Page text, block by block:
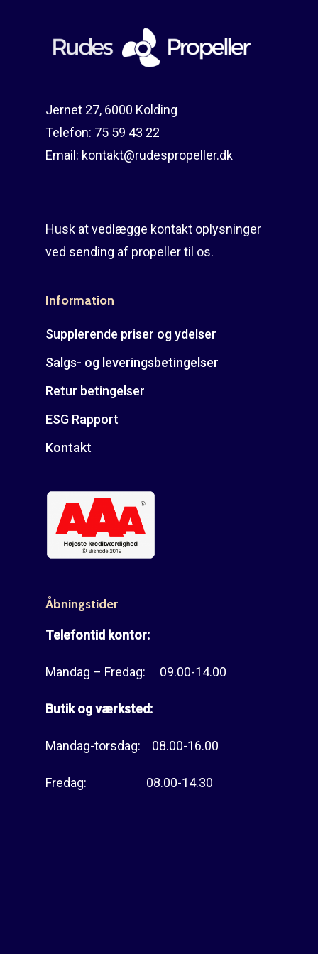
Jernet 27, 6000 Kolding
Telefon: 75 59 43 22
Email: kontakt@rudespropeller.dk
Husk at vedlægge kontakt oplysninger
ved sending af propeller til os.
Information
Supplerende priser og ydelser
Salgs- og leveringsbetingelser
Retur betingelser
ESG Rapport
Kontakt
Åbningstider
Telefontid kontor:
Mandag – Fredag: 09.00-14.00
Butik og værksted:
Mandag-torsdag: 08.00-16.00
Fredag: 08.00-14.30